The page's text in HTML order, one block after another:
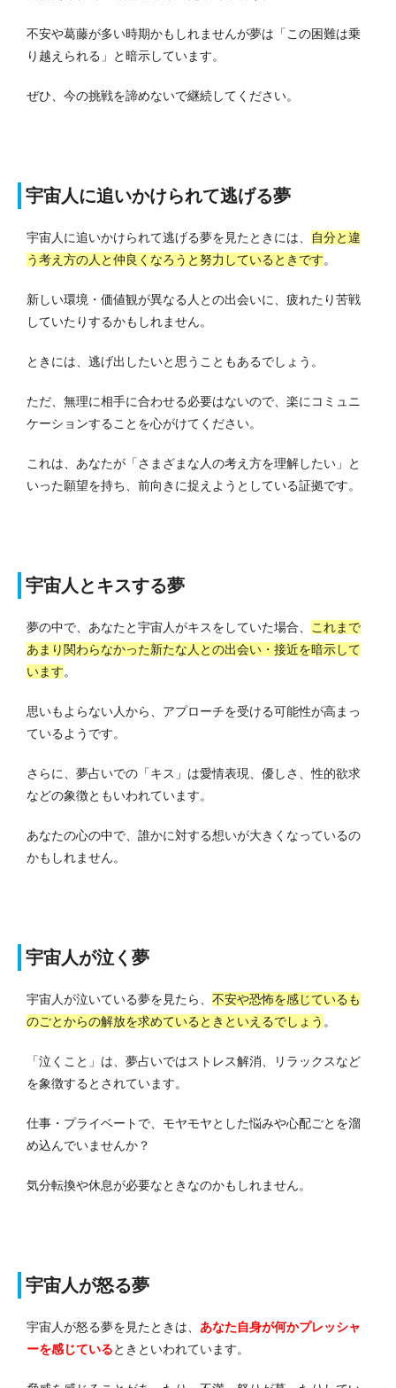
不安や葛藤が多い時期かもしれませんが夢は「この困難は乗
り越えられる」と暗示しています。
ぜひ、今の挑戦を諦めないで継続してください。
宇宙人に追いかけられて逃げる夢
宇宙人に追いかけられて逃げる夢を見たときには、
自分と違
う考え方の人と仲良くなろうと努力しているときです。
新しい環境・価値観が異なる人との出会いに、疲れたり苦戦
していたりするかもしれません。
ときには、逃げ出したいと思うこともあるでしょう。
ただ、無理に相手に合わせる必要はないので、楽にコミュニ
ケーションすることを心がけてください。
これは、あなたが「さまざまな人の考え方を理解したい」と
いった願望を持ち、前向きに捉えようとしている証拠です。
宇宙人とキスする夢
夢の中で、あなたと宇宙人がキスをしていた場合、
これまで
あまり関わらなかった新たな人との出会い・接近を暗示して
います。
思いもよらない人から、アプローチを受ける可能性が高まっ
ているようです。
さらに、夢占いでの「キス」は愛情表現、優しさ、性的欲求
などの象徴ともいわれています。
あなたの心の中で、誰かに対する想いが大きくなっているの
かもしれません。
宇宙人が泣く夢
宇宙人が泣いている夢を見たら、 不安や恐怖を感じているも
のごとからの解放を求めているときといえるでしょう 。
「泣くこと」は、夢占いではストレス解消、リラックスなど
を象徴するとされています。
仕事・プライベートで、モヤモヤとした悩みや心配ごとを溜
め込んでいませんか？
気分転換や休息が必要なときなのかもしれません。
宇宙人が怒る夢
宇宙人が怒る夢を見たときは、 あなた自身が何かプレッシャ
ーを感じているときといわれています。